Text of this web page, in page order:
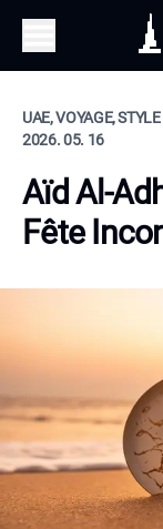
UAE, VOYAGE,
2026. 05. 16
Aïd Al-
Fête